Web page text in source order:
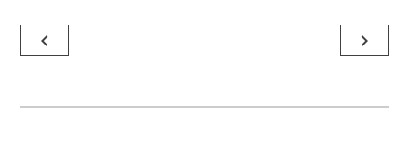
Post
navigation
navigate_before navigate_next